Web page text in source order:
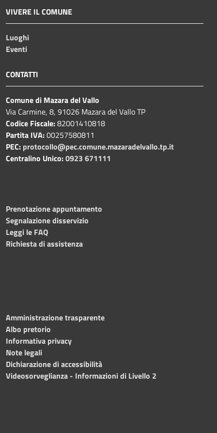
VIVERE IL COMUNE
Luoghi
Eventi
CONTATTI
Comune di Mazara del Vallo
Via Carmine, 8, 91026 Mazara del Vallo TP
Codice Fiscale:82001410818
Partita IVA:00257580811
PEC: protocollo@pec.comune.mazaradelvallo.tp.it
Centralino Unico:0923 671111
Prenotazione appuntamento
Segnalazione disservizio
Leggi le FAQ
Richiesta di assistenza
Amministrazione trasparente
Albo pretorio
Informativa privacy
Note legali
Dichiarazione di accessibilità
Videosorveglianza - Informazioni di Livello 2